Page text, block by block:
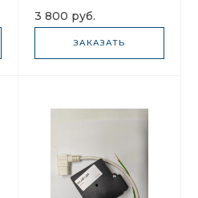
165х302
3 800 руб.
ЗАКАЗАТЬ